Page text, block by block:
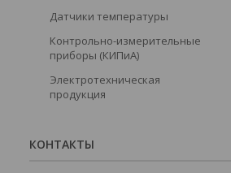
Датчики температуры
Контрольно-измерительные
приборы (КИПиА)
Электротехническая
продукция
КОНТАКТЫ